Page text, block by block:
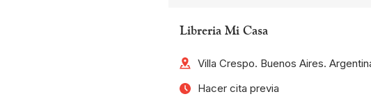
Libreria Mi Casa
Villa Crespo. Buenos Aires.
Hacer cita previa